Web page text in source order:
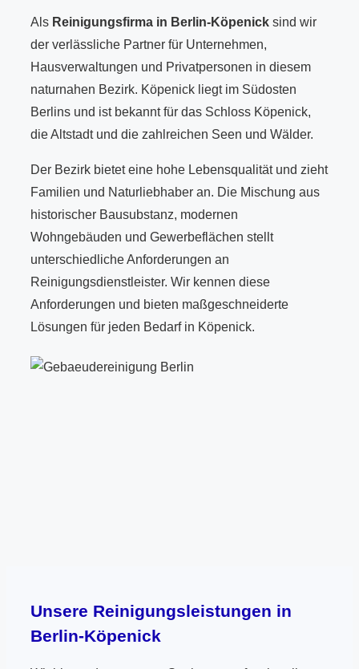
Als Reinigungsfirma in Berlin-Köpenick sind wir
der verlässliche Partner für Unternehmen,
Hausverwaltungen und Privatpersonen in diesem
naturnahen Bezirk. Köpenick liegt im Südosten
Berlins und ist bekannt für das Schloss Köpenick,
die Altstadt und die zahlreichen Seen und Wälder.
Der Bezirk bietet eine hohe Lebensqualität und zieht
Familien und Naturliebhaber an. Die Mischung aus
historischer Bausubstanz, modernen
Wohngebäuden und Gewerbeflächen stellt
unterschiedliche Anforderungen an
Reinigungsdienstleister. Wir kennen diese
Anforderungen und bieten maßgeschneiderte
Lösungen für jeden Bedarf in Köpenick.
Unsere Reinigungsleistungen in
Berlin-Köpenick